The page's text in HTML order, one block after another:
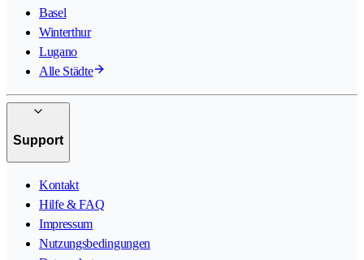
Basel
Winterthur
Lugano
Alle Städte
Support
Kontakt
Hilfe & FAQ
Impressum
Nutzungsbedingungen